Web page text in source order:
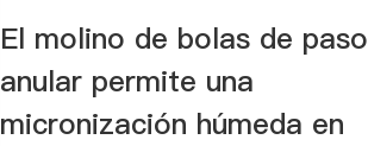
El molino de bolas de paso
anular permite una
micronización húmeda en